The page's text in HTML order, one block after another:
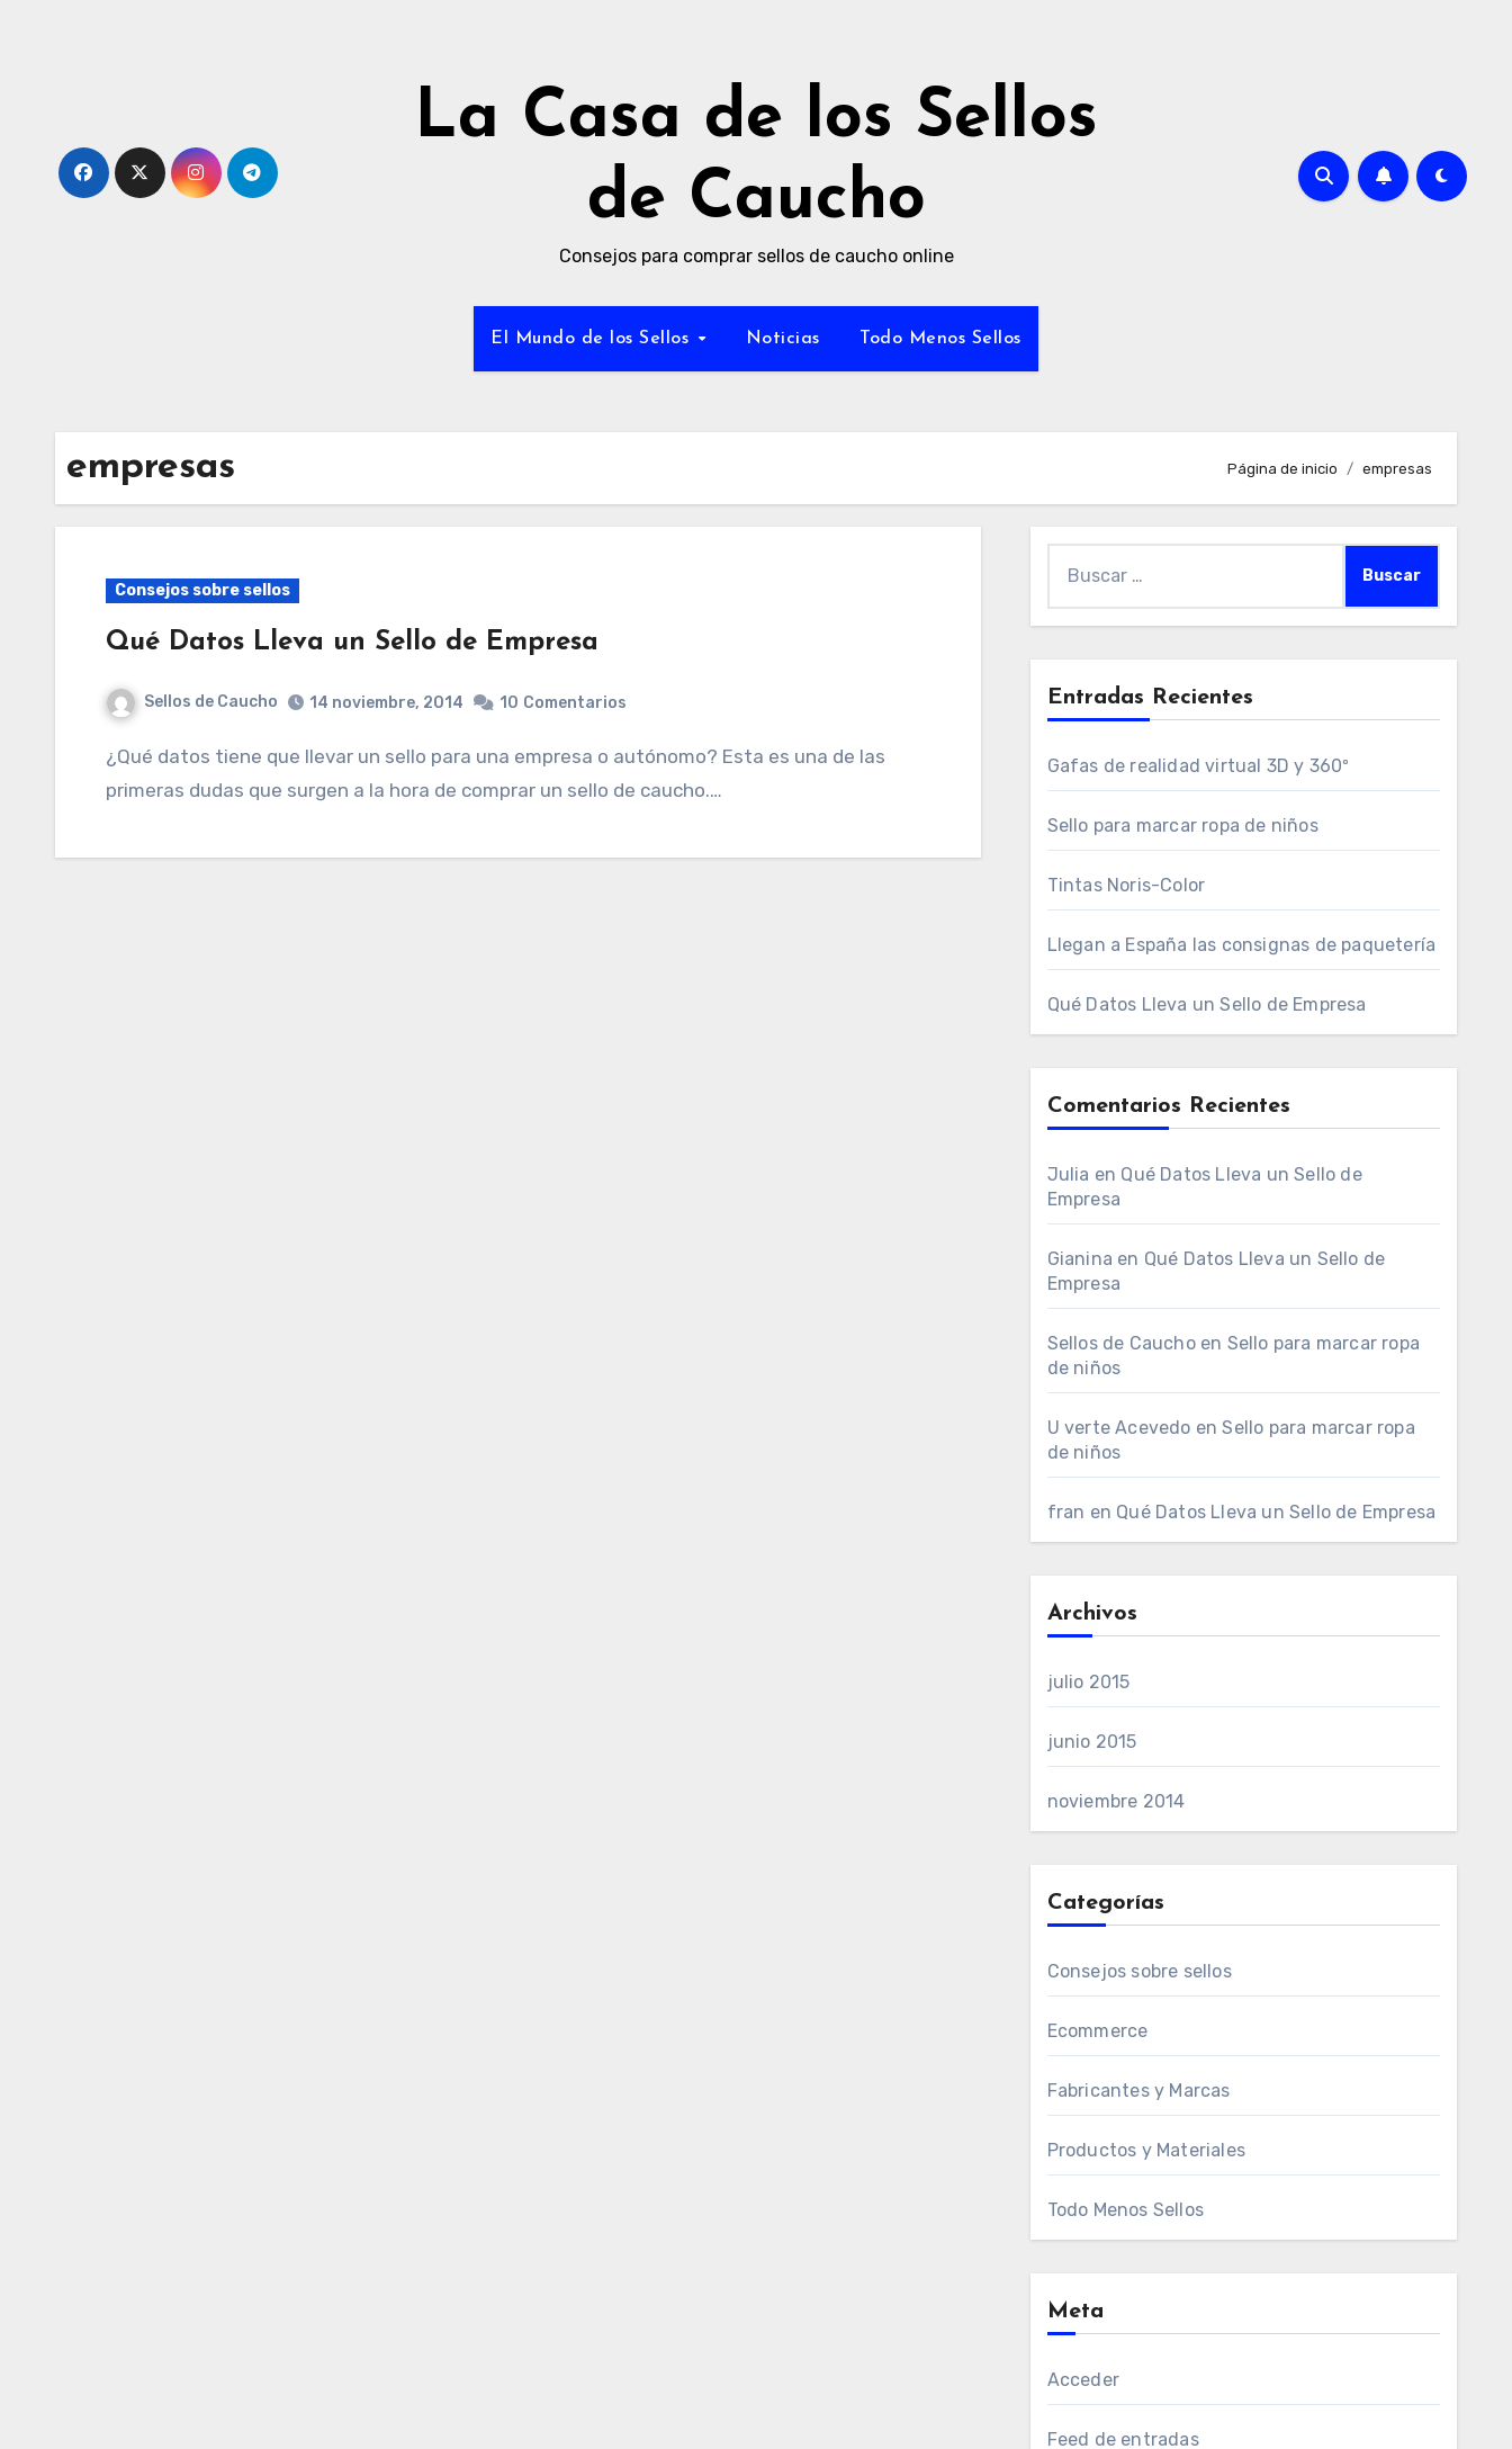
La Casa de los Sellos
de Caucho
Consejos para comprar sellos de caucho online
El Mundo de los Sellos Noticias Todo Menos Sellos
empresas Página de inicio empresas
Consejos sobre sellos
Qué Datos Lleva un Sello de Empresa
Sellos de Caucho 14 noviembre, 2014 10 Comentarios
¿Qué datos tiene que llevar un sello para una empresa o autónomo? Esta es una de las
primeras dudas que surgen a la hora de comprar un sello de caucho.…
Entradas Recientes
Gafas de realidad virtual 3D y 360º
Sello para marcar ropa de niños
Tintas Noris-Color
Llegan a España las consignas de paquetería
Qué Datos Lleva un Sello de Empresa
Comentarios Recientes
Julia en Qué Datos Lleva un Sello de
Empresa
Gianina en Qué Datos Lleva un Sello de
Empresa
Sellos de Cauchoen Sello para marcar ropa
de niños
U verte Acevedo enSello para marcar ropa
de niños
fran en Qué Datos Lleva un Sello de Empresa
Archivos
julio 2015
junio 2015
noviembre 2014
Categorías
Consejos sobre sellos
Ecommerce
Fabricantes y Marcas
Productos y Materiales
Todo Menos Sellos
Meta
Acceder
Feed de entradas